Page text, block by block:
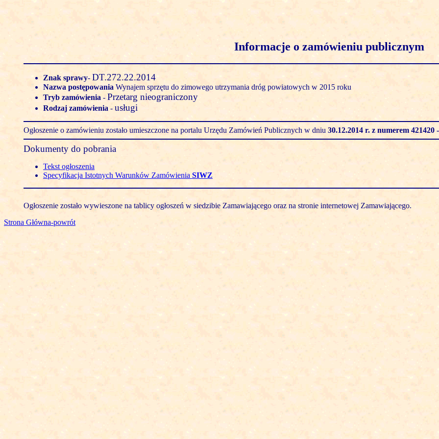
Informacje o zamówieniu publicznym
Znak sprawy- DT.272.22.2014
Nazwa postępowania Wynajem sprzętu do zimowego utrzymania dróg powiatowych w 2015 roku
Tryb zamówienia - Przetarg nieograniczony
Rodzaj zamówienia - usługi
Ogłoszenie o zamówieniu zostało umieszczone na portalu Urzędu Zamówień Publicznych w dniu 30.12.2014 r. z numerem 421420
Dokumenty do pobrania
Tekst ogłoszenia
Specyfikacja Istotnych Warunków Zamówienia SIWZ
Ogłoszenie zostało wywieszone na tablicy ogłoszeń w siedzibie Zamawiającego oraz na stronie internetowej Zamawiającego.
Strona Główna-powrót